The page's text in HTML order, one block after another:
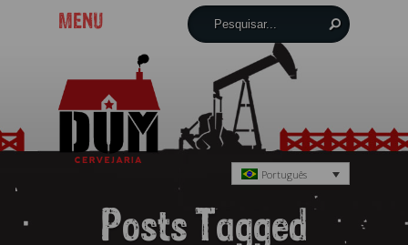
MENU
Português
Posts Tagged